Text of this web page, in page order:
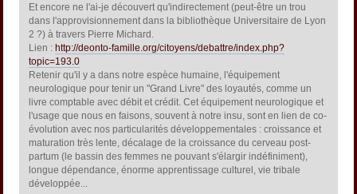
Et encore ne l'ai-je découvert qu'indirectement (peut-être un trou
dans l'approvisionnement dans la bibliothèque Universitaire de Lyon
2 ?) à travers Pierre Michard.
Lien : http://deonto-famille.org/citoyens/debattre/index.php?
topic=193.0
Retenir qu'il y a dans notre espèce humaine, l'équipement
neurologique pour tenir un "Grand Livre" des loyautés, comme un
livre comptable avec débit et crédit. Cet équipement neurologique et
l'usage que nous en faisons, souvent à notre insu, sont en lien de co-
évolution avec nos particularités développementales : croissance et
maturation très lente, décalage de la croissance du cerveau post-
partum (le bassin des femmes ne pouvant s'élargir indéfiniment),
longue dépendance, énorme apprentissage culturel, vie tribale
développée...